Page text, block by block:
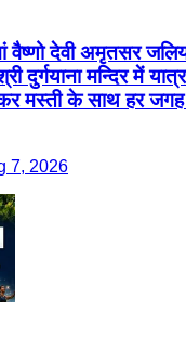
वैष्णो देवी अमृतसर
दुर्गयाना मन्दिर में
मस्ती के साथ हर
7, 2026